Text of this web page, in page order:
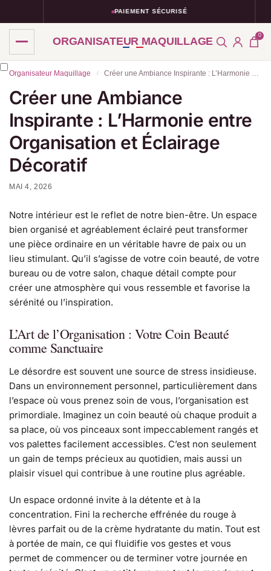
PAIEMENT SÉCURISÉ
ORGANISATEUR MAQUILLAGE 0
Organisateur Maquillage / Créer une Ambiance Inspirante : L’Harmonie entre Organisation et Éclairage Décoratif
Créer une Ambiance
Inspirante : L’Harmonie entre
Organisation et Éclairage
Décoratif
MAI 4, 2026
Notre intérieur est le reflet de notre bien-être. Un espace
bien organisé et agréablement éclairé peut transformer
une pièce ordinaire en un véritable havre de paix ou un
lieu stimulant. Qu’il s’agisse de votre coin beauté, de votre
bureau ou de votre salon, chaque détail compte pour
créer une atmosphère qui vous ressemble et favorise la
sérénité ou l’inspiration.
L’Art de l’Organisation : Votre Coin Beauté
comme Sanctuaire
Le désordre est souvent une source de stress insidieuse.
Dans un environnement personnel, particulièrement dans
l’espace où vous prenez soin de vous, l’organisation est
primordiale. Imaginez un coin beauté où chaque produit a
sa place, où vos pinceaux sont impeccablement rangés et
vos palettes facilement accessibles. C’est non seulement
un gain de temps précieux au quotidien, mais aussi un
plaisir visuel qui contribue à une routine plus agréable.
Un espace ordonné invite à la détente et à la
concentration. Fini la recherche effrénée du rouge à
lèvres parfait ou de la crème hydratante du matin. Tout est
à portée de main, ce qui fluidifie vos gestes et vous
permet de commencer ou de terminer votre journée en